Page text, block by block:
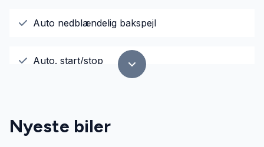
Auto nedblændelig bakspejl
Auto. start/stop
Bluetooth
Nyeste biler